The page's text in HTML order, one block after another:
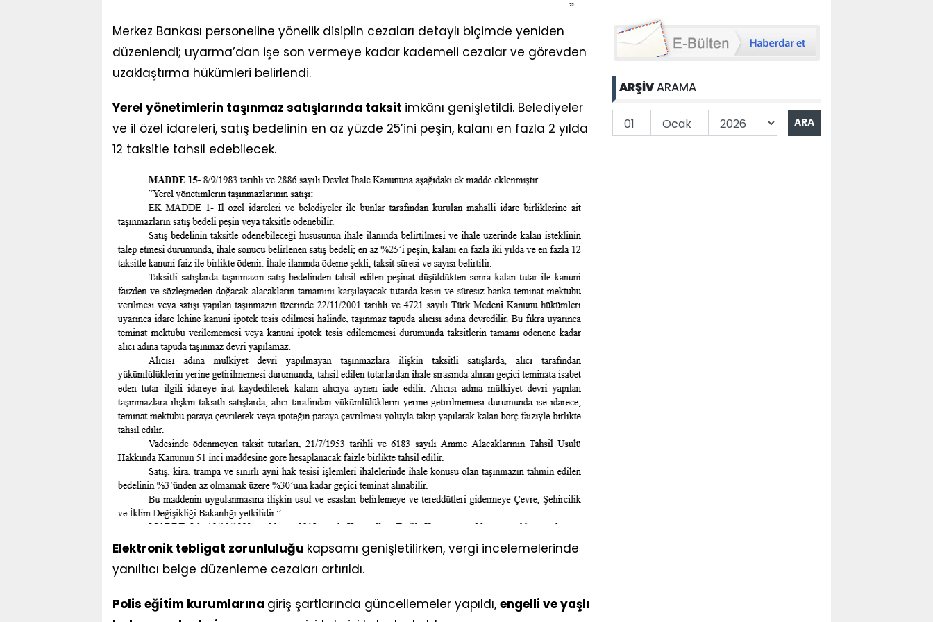
Merkez Bankası personeline yönelik disiplin cezaları detaylı biçimde yeniden
düzenlendi; uyarma’dan işe son vermeye kadar kademeli cezalar ve görevden
uzaklaştırma hükümleri belirlendi.
Yerel yönetimlerin taşınmaz satışlarında taksit imkânı genişletildi. Belediyeler
ve il özel idareleri, satış bedelinin en az yüzde 25’ini peşin, kalanı en fazla 2 yılda
12 taksitle tahsil edebilecek.
Elektronik tebligat zorunluluğu kapsamı genişletilirken, vergi incelemelerinde
yanıltıcı belge düzenleme cezaları artırıldı.
Polis eğitim kurumlarına giriş şartlarında güncellemeler yapıldı, engelli ve yaşlı
ARŞİVARAMA